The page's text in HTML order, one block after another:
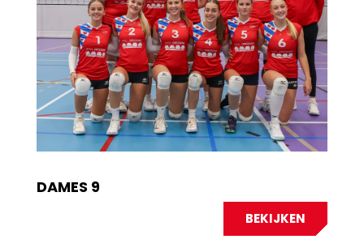
DAMES 9
BEKIJKEN